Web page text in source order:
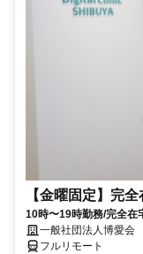
【金曜固定】完
10時〜19時勤務/完全在
業務一般社団法人博愛会
フルリモート